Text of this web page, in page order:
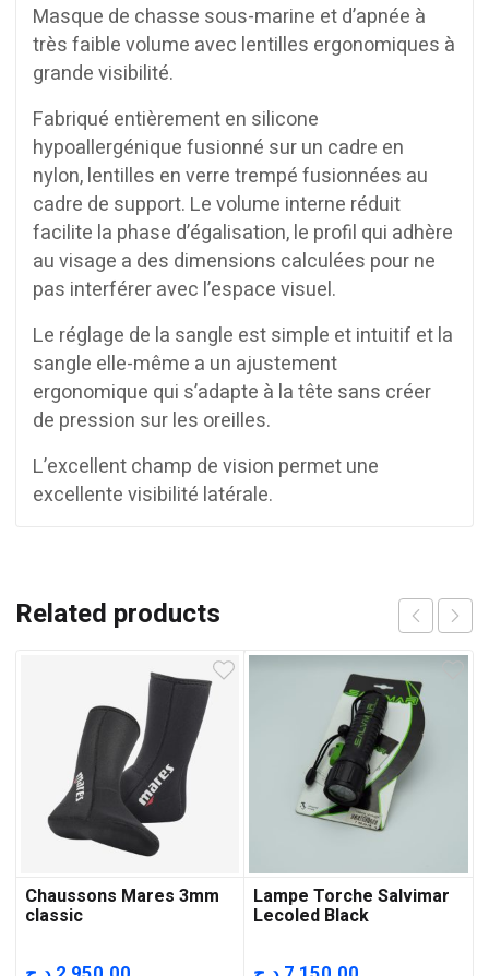
Masque de chasse sous-marine et d’apnée à
très faible volume avec lentilles ergonomiques à
grande visibilité.
Fabriqué entièrement en silicone
hypoallergénique fusionné sur un cadre en
nylon, lentilles en verre trempé fusionnées au
cadre de support. Le volume interne réduit
facilite la phase d’égalisation, le profil qui adhère
au visage a des dimensions calculées pour ne
pas interférer avec l’espace visuel.
Le réglage de la sangle est simple et intuitif et la
sangle elle-même a un ajustement
ergonomique qui s’adapte à la tête sans créer
de pression sur les oreilles.
L’excellent champ de vision permet une
excellente visibilité latérale.
Related products
Chaussons Mares 3mm
classic
Lampe Torche Salvimar
Lecoled Black